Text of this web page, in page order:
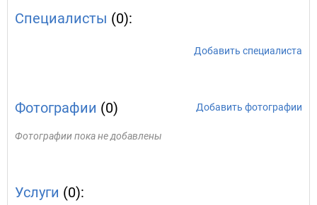
Специалисты (0):
Добавить специалиста
Фотографии (0) Добавить фотографии
Фотографии пока не добавлены
Услуги (0):